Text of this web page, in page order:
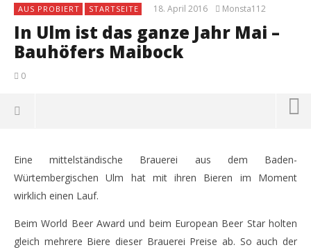
AUS PROBIERT STARTSEITE 18. April 2016 Monsta112
In Ulm ist das ganze Jahr Mai –
Bauhöfers Maibock
0
Eine mittelständische Brauerei aus dem Baden-
Würtembergischen Ulm hat mit ihren Bieren im Moment
wirklich einen Lauf.
Beim World Beer Award und beim European Beer Star holten
gleich mehrere Biere dieser Brauerei Preise ab. So auch der